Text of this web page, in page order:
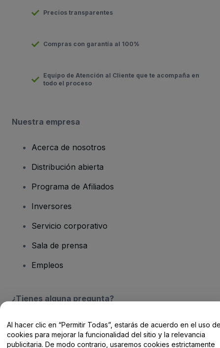
Precios transparentes
Compras con garantía al 100%
Equipo de Atención al Cliente que te acompaña en
todo el proceso
Nuestra empresa
Acerca de nosotros
Distribución abierta
Programa de Afiliados
Inversores
Servicio corporativo
Sala de prensa
Empleos
¿Tienes alguna pregunta?
Centro de Ayuda / Contacto
Al hacer clic en “Permitir Todas”, estarás de acuerdo en el uso
cookies para mejorar la funcionalidad del sitio y la relevancia
publicitaria. De modo contrario, usaremos cookies estrictamente